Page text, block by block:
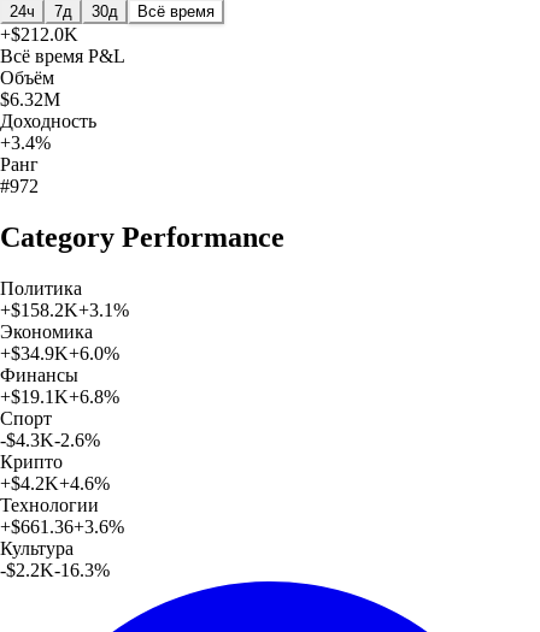
24ч 7д 30д Всё время
+$212.0K
Всё время P&L
Объём
$6.32M
Доходность
+3.4%
Ранг
#972
Category Performance
Политика
+$158.2K+3.1%
Экономика
+$34.9K+6.0%
Финансы
+$19.1K+6.8%
Спорт
-$4.3K-2.6%
Крипто
+$4.2K+4.6%
Технологии
+$661.36+3.6%
Культура
-$2.2K-16.3%